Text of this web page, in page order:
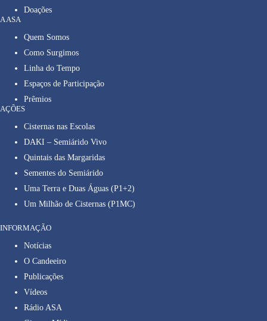
Doações
A ASA
Quem Somos
Como Surgimos
Linha do Tempo
Espaços de Participação
Prêmios
AÇÕES
Cisternas nas Escolas
DAKI – Semiárido Vivo
Quintais das Margaridas
Sementes do Semiárido
Uma Terra e Duas Águas (P1+2)
Um Milhão de Cisternas (P1MC)
INFORMAÇÃO
Notícias
O Candeeiro
Publicações
Vídeos
Rádio ASA